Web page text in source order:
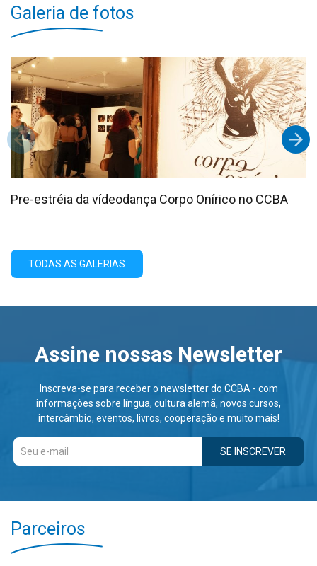
Galeria de fotos
Pre-estréia da vídeodança Corpo Onírico no CCBA
TODAS AS GALERIAS
Assine nossas Newsletter
Inscreva-se para receber o newsletter do CCBA - com
informações sobre língua, cultura alemã, novos cursos,
intercâmbio, eventos, livros, cooperação e muito mais!
SE INSCREVER
Parceiros